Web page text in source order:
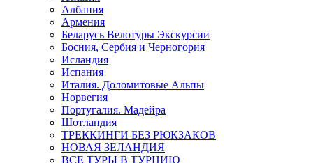
Албания
Армения
Беларусь Велотуры Экскурсии
Босния, Сербия и Черногория
Исландия
Испания
Италия. Доломитовые Альпы
Норвегия
Португалия. Мадейра
Шотландия
ТРЕККИНГИ БЕЗ РЮКЗАКОВ
НОВАЯ ЗЕЛАНДИЯ
ВСЕ ТУРЫ В ТУРЦИЮ